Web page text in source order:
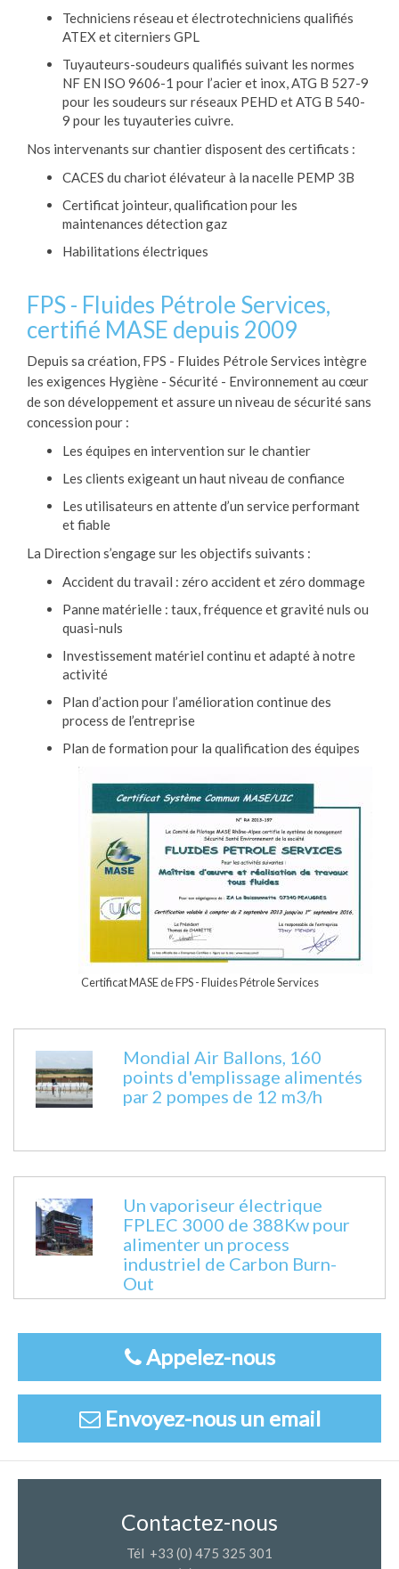
Techniciens réseau et électrotechniciens qualifiés
ATEX et citerniers GPL
Tuyauteurs-soudeurs qualifiés suivant les normes
NF EN ISO 9606-1 pour l’acier et inox, ATG B 527-9
pour les soudeurs sur réseaux PEHD et ATG B 540-
9 pour les tuyauteries cuivre.
Nos intervenants sur chantier disposent des certificats :
CACES du chariot élévateur à la nacelle PEMP 3B
Certificat jointeur, qualification pour les
maintenances détection gaz
Habilitations électriques
FPS - Fluides Pétrole Services,
certifié MASE depuis 2009
Depuis sa création, FPS - Fluides Pétrole Services intègre
les exigences Hygiène - Sécurité - Environnement au cœur
de son développement et assure un niveau de sécurité sans
concession pour :
Les équipes en intervention sur le chantier
Les clients exigeant un haut niveau de confiance
Les utilisateurs en attente d’un service performant
et fiable
La Direction s’engage sur les objectifs suivants :
Accident du travail : zéro accident et zéro dommage
Panne matérielle : taux, fréquence et gravité nuls ou
quasi-nuls
Investissement matériel continu et adapté à notre
activité
Plan d’action pour l’amélioration continue des
process de l’entreprise
Plan de formation pour la qualification des équipes
Certificat MASE de FPS - Fluides Pétrole Services
Mondial Air Ballons, 160
points d'emplissage alimentés
par 2 pompes de 12 m3/h
Un vaporiseur électrique
FPLEC 3000 de 388Kw pour
alimenter un process
industriel de Carbon Burn-
Out
Appelez-nous
Envoyez-nous un email
Contactez-nous
Tél +33 (0) 475 325 301